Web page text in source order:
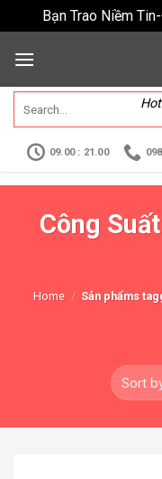
Bạn Trao Niềm
09.00 : 21.00
Công
Home / Sản phẩms